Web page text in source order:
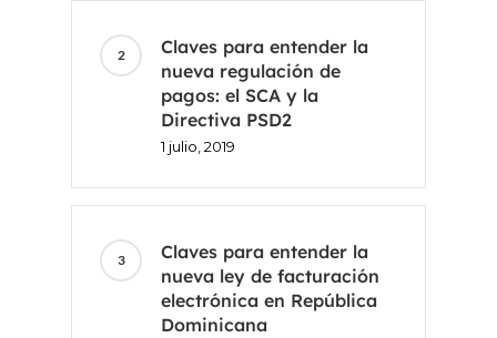
Claves para entender la
nueva regulación de
pagos: el SCA y la
Directiva PSD2
1 julio, 2019
Claves para entender la
nueva ley de facturación
electrónica en República
Dominicana